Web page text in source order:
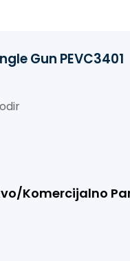
Gun PEVC3401
Komercijalno